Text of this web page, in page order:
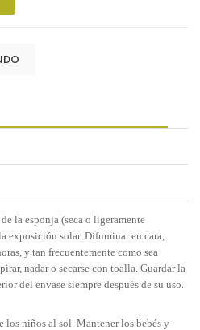
la esponja (seca o ligeramente
exposición solar. Difuminar en cara,
y tan frecuentemente como sea
nadar o secarse con toalla. Guardar la
del envase siempre después de su uso.
niños al sol. Mantener los bebés y